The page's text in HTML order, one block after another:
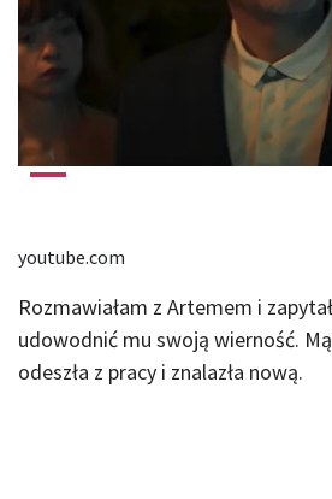
youtube.com
Rozmawiałam z Artemem i
udowodnić mu swoją wierność.
odeszła z pracy i znalazła nową.